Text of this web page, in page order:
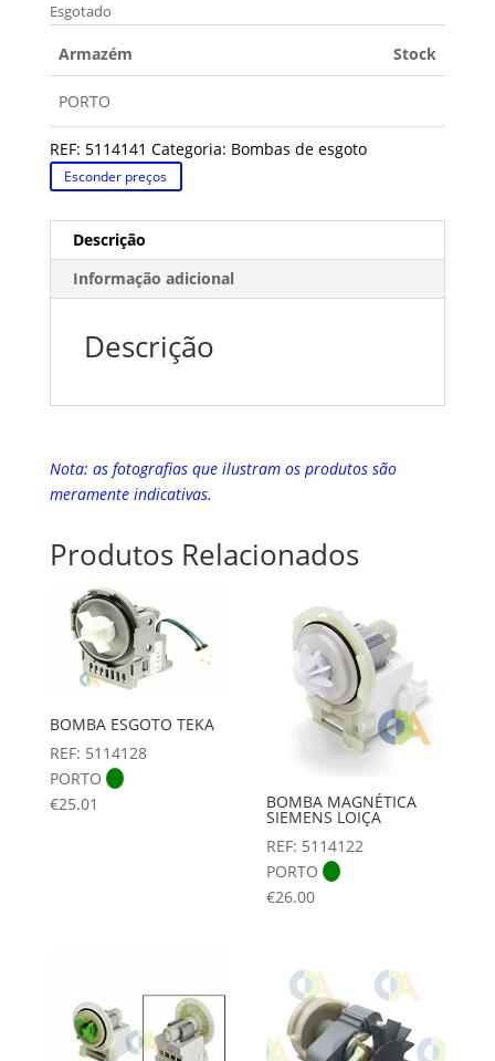
Esgotado
Armazém Stock
PORTO
REF: 5114141 Categoria: Bombas de esgoto
Esconder preços
Descrição
Informação adicional
Descrição
Nota: as fotografias que ilustram os produtos são
meramente indicativas.
Produtos Relacionados
BOMBA ESGOTO TEKA
REF: 5114128
PORTO
€25.01 BOMBA MAGNÉTICA
SIEMENS LOIÇA
REF: 5114122
PORTO
€26.00